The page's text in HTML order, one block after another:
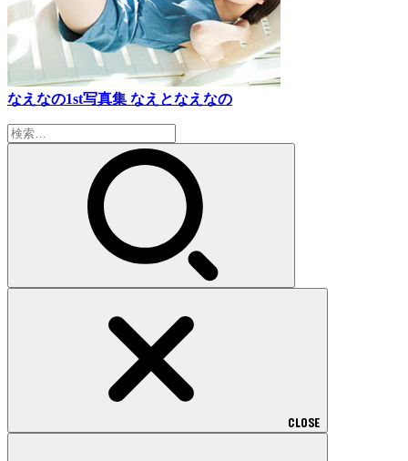
なえなの1st写真集 なえとなえなの
検
索:
CLOSE